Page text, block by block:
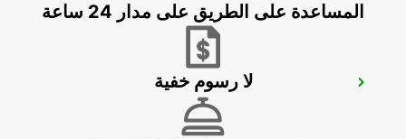
COPENHAGEN GAMMEL KONGEVEJ
COPENHAGEN - DENMARK
المساعدة على الطريق على مدار 24 ساعة
لا رسوم خفية